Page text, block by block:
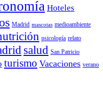
Hoteles
Madrid mascotas medioambiente
psicología relato
salud San Patricio
turismo Vacaciones verano